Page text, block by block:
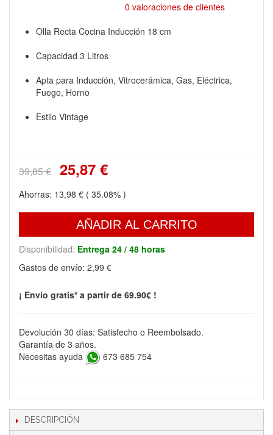
0 valoraciones de clientes
Olla Recta Cocina Inducción 18 cm
Capacidad 3 Litros
Apta para Inducción, Vitrocerámica, Gas, Eléctrica,
Fuego, Horno
Estilo Vintage
39,85 € 25,87 €
Ahorras: 13,98 € ( 35.08% )
AÑADIR AL CARRITO
Disponibilidad: Entrega 24 / 48 horas
Gastos de envío: 2,99 €
¡ Envío gratis* a partir de 69.90€ !
Devolución 30 días: Satisfecho o Reembolsado.
Garantía de 3 años.
Necesitas ayuda
673 685 754
DESCRIPCIÓN